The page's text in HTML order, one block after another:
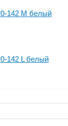
142 M белый
142 L белый